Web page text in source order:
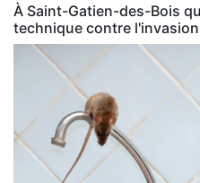
À Saint-Gatien-des-Bois
technique contre